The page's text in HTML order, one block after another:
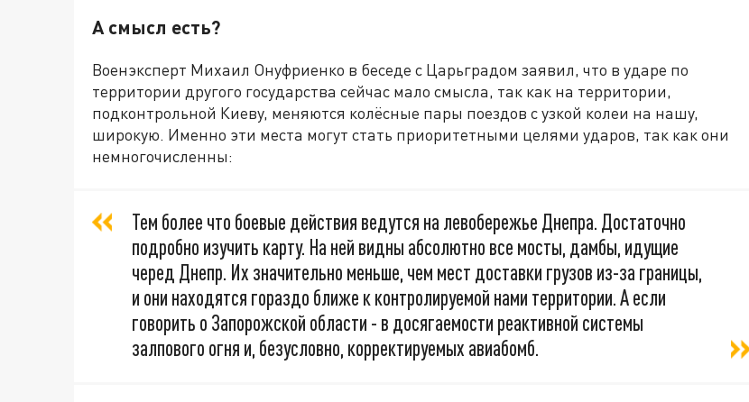
А смысл есть?
Военэксперт Михаил Онуфриенко в беседе с Царьградом заявил, что в ударе по
территории другого государства сейчас мало смысла, так как на территории,
подконтрольной Киеву, меняются колёсные пары поездов с узкой колеи на нашу,
широкую. Именно эти места могут стать приоритетными целями ударов, так как они
немногочисленны:
Тем более что боевые действия ведутся на левобережье Днепра. Достаточно
подробно изучить карту. На ней видны абсолютно все мосты, дамбы, идущие
черед Днепр. Их значительно меньше, чем мест доставки грузов из-за границы,
и они находятся гораздо ближе к контролируемой нами территории. А если
говорить о Запорожской области - в досягаемости реактивной системы
залпового огня и, безусловно, корректируемых авиабомб.